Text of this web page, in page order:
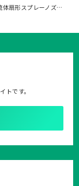
体扇形スプレーノズ…
トです。